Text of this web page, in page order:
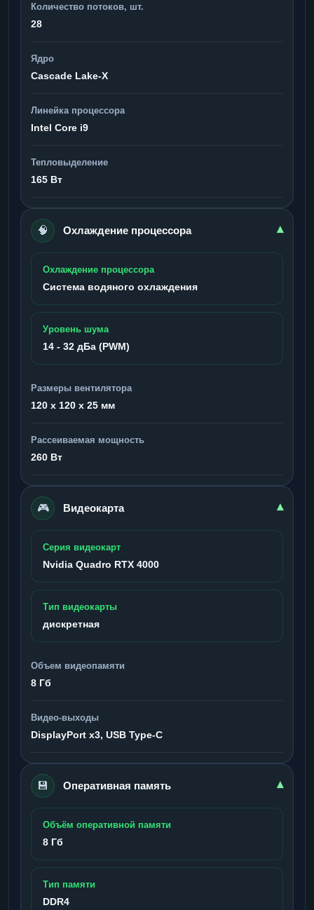
Количество потоков, шт.
28
Ядро
Cascade Lake-X
Линейка процессора
Intel Core i9
Тепловыделение
165 Вт
🧠 Охлаждение процессора ▾
Охлаждение процессора
Система водяного охлаждения
Уровень шума
14 - 32 дБа (PWM)
Размеры вентилятора
120 x 120 x 25 мм
Рассеиваемая мощность
260 Вт
🎮 Видеокарта ▾
Серия видеокарт
Nvidia Quadro RTX 4000
Тип видеокарты
дискретная
Объем видеопамяти
8 Гб
Видео-выходы
DisplayPort x3, USB Type-C
💾 Оперативная память ▾
Объём оперативной памяти
8 Гб
Тип памяти
DDR4